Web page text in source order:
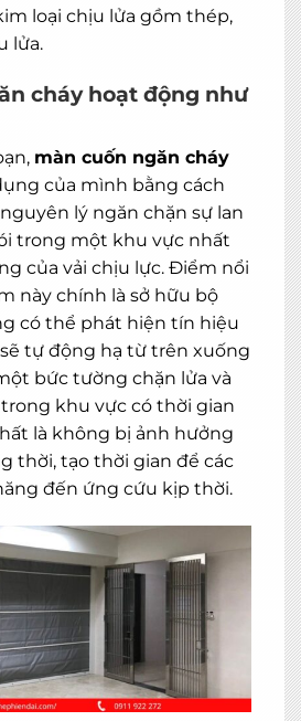
loại chịu lửa gồm thép,
lửa.
cháy hoạt động như
màn cuốn ngăn cháy
của mình bằng cách
lý ngăn chặn sự lan
trong một khu vực nhất
của vải chịu lực. Điểm nổi
này chính là sở hữu bộ
có thể phát hiện tín hiệu
tự động hạ từ trên xuống
bức tường chặn lửa và
khu vực có thời gian
là không bị ảnh hưởng
thời, tạo thời gian để các
đến ứng cứu kịp thời.